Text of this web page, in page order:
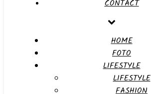
CONTACT
HOME
FOTO
LIFESTYLE
LIFESTYLE
FASHION